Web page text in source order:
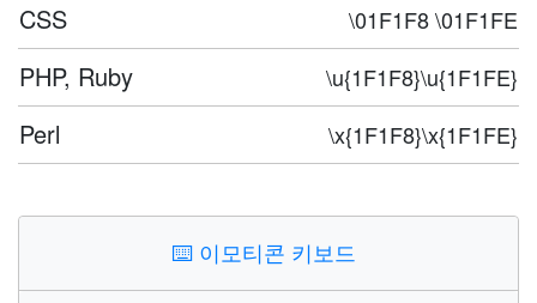
CSS \01F1F8 \01F1FE
PHP, Ruby \u{1F1F8}\u{1F1FE}
Perl \x{1F1F8}\x{1F1FE}
⌨️ 이모티콘 키보드